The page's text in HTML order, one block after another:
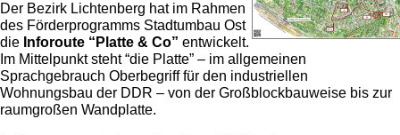
Splanemannsiedlung2
Der Bezirk Lichtenberg hat im Rahmen
des Förderprogramms Stadtumbau Ost
die Inforoute “Platte & Co” entwickelt.
Im Mittelpunkt steht “die Platte” – im allgemeinen
Sprachgebrauch Oberbegriff für den industriellen
Wohnungsbau der DDR – von der Großblockbauweise bis zur
raumgroßen Wandplatte.